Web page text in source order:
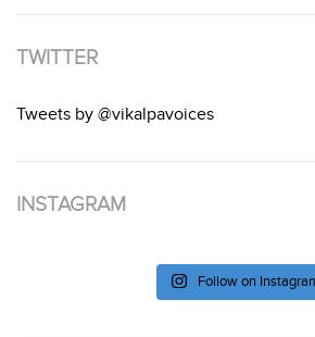
TWITTER
Tweets by @vikalpavoices
INSTAGRAM
Follow on